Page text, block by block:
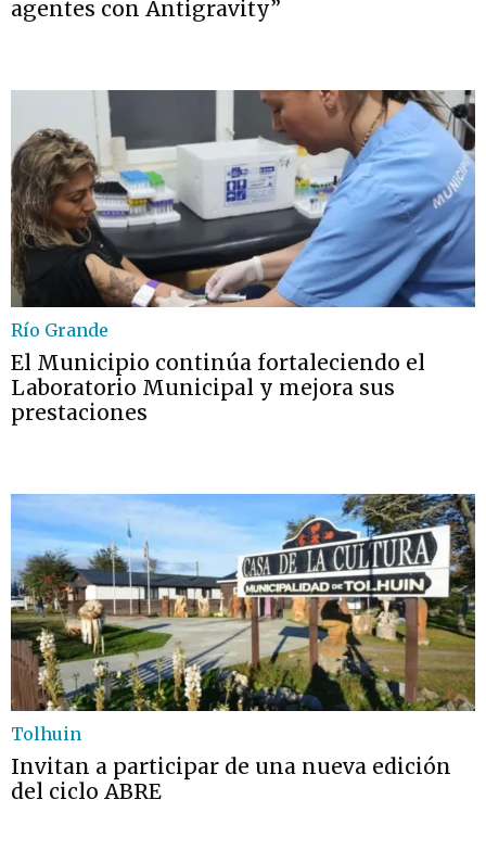
agentes con Antigravity”
Río Grande
El Municipio continúa fortaleciendo el
Laboratorio Municipal y mejora sus
prestaciones
Tolhuin
Invitan a participar de una nueva edición
del ciclo ABRE